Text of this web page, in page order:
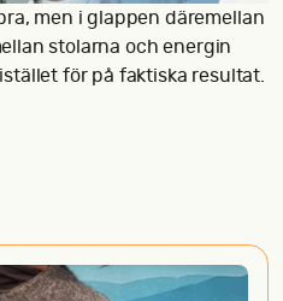
men i glappen däremellan
stolarna och energin
för på faktiska resultat.